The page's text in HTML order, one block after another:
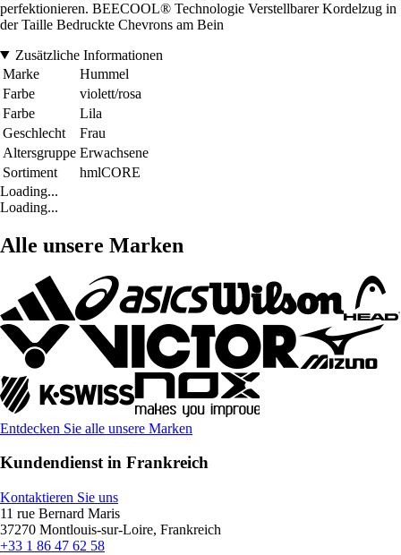
perfektionieren. BEECOOL® Technologie Verstellbarer Kordelzug in
der Taille Bedruckte Chevrons am Bein
Zusätzliche Informationen
Marke
Hummel
Farbe
violett/rosa
Farbe
Lila
Geschlecht
Frau
Altersgruppe Erwachsene
Sortiment
hmlCORE
Loading...
Loading...
Alle unsere Marken
Entdecken Sie alle unsere Marken
Kundendienst in Frankreich
Kontaktieren Sie uns
11 rue Bernard Maris
37270 Montlouis-sur-Loire, Frankreich
+33 1 86 47 62 58